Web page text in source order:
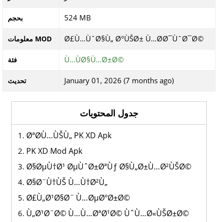
بحجم 524 MB
معلومات MOD Ø£Ù…ÙˆØ§Ù„ ØºÙŠØ± Ù…Ø­Ø¯ÙˆØ¯Ø©
فئة Ù…ÙØ§Ù…Ø±Ø©
تحديث January 01, 2026 (7 months ago)
جدول المحتويات
ØªØ­Ù…ÙŠÙ„ PK XD Apk
PK XD Mod Apk
Ø§ØµÙ†Ø¹ ØµÙˆØ±ØªÙƒ Ø§Ù„Ø±Ù…Ø²ÙŠØ©
Ø§Ø¨Ù†ÙŠ Ù…Ù†Ø²Ù„
Ø£Ù„Ø¹Ø§Ø¨ Ù…ØµØºØ±Ø©
Ù„Ø¹Ø¨Ø© Ù…Ù…ØªØ¹Ø© ÙˆÙ…Ø«ÙŠØ±Ø©